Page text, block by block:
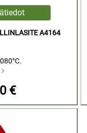
A4164
€